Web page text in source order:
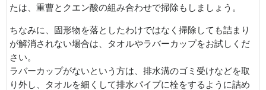
たは、重曹とクエン酸の組み合わせで掃除もしましょう。
ちなみに、固形物を落としたわけではなく掃除しても詰まり
が解消されない場合は、タオルやラバーカップをお試しくだ
さい。
ラバーカップがないという方は、排水溝のゴミ受けなどを取
り外し、タオルを細くして排水パイプに栓をするように詰め